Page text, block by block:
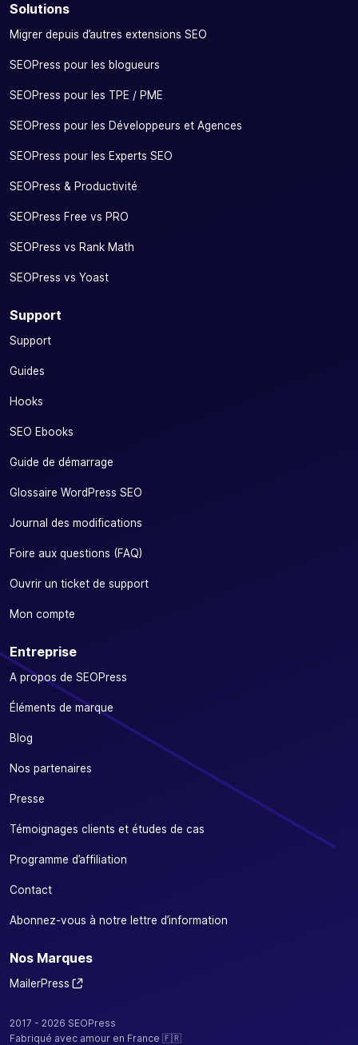
Solutions
Migrer depuis d’autres extensions SEO
SEOPress pour les blogueurs
SEOPress pour les TPE / PME
SEOPress pour les Développeurs et Agences
SEOPress pour les Experts SEO
SEOPress & Productivité
SEOPress Free vs PRO
SEOPress vs Rank Math
SEOPress vs Yoast
Support
Support
Guides
Hooks
SEO Ebooks
Guide de démarrage
Glossaire WordPress SEO
Journal des modifications
Foire aux questions (FAQ)
Ouvrir un ticket de support
Mon compte
Entreprise
A propos de SEOPress
Éléments de marque
Blog
Nos partenaires
Presse
Témoignages clients et études de cas
Programme d’affiliation
Contact
Abonnez-vous à notre lettre d’information
Nos Marques
MailerPress
2017 - 2026 SEOPress
Fabriqué avec amour en France 🇫🇷